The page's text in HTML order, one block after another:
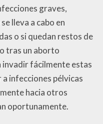
graves,
lleva a cabo en
o si quedan restos de
tras un aborto
invadir fácilmente estas
infecciones pélvicas
hacia otros
oportunamente.